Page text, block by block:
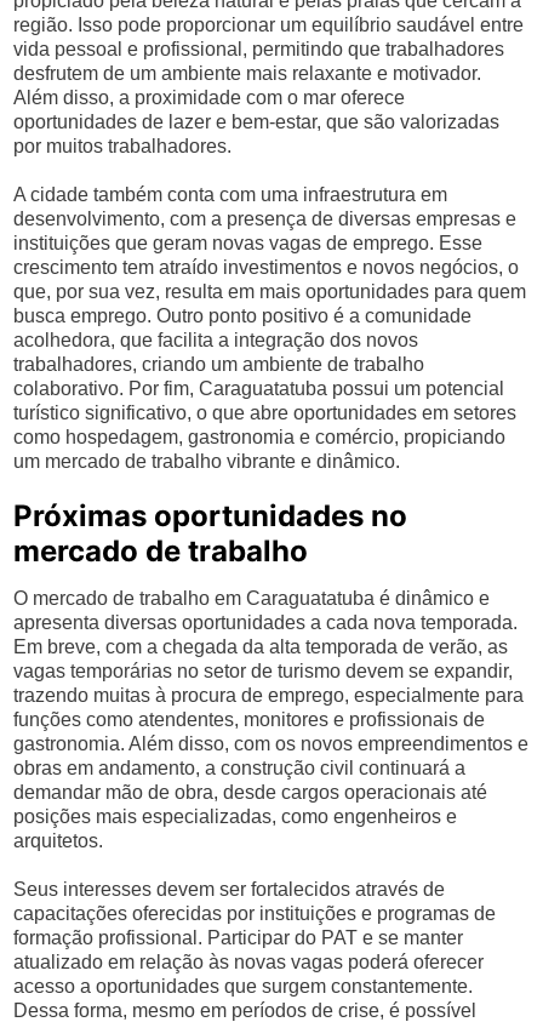
região. Isso pode proporcionar um equilíbrio saudável entre
vida pessoal e profissional, permitindo que trabalhadores
desfrutem de um ambiente mais relaxante e motivador.
Além disso, a proximidade com o mar oferece
oportunidades de lazer e bem-estar, que são valorizadas
por muitos trabalhadores.
A cidade também conta com uma infraestrutura em
desenvolvimento, com a presença de diversas empresas e
instituições que geram novas vagas de emprego. Esse
crescimento tem atraído investimentos e novos negócios, o
que, por sua vez, resulta em mais oportunidades para quem
busca emprego. Outro ponto positivo é a comunidade
acolhedora, que facilita a integração dos novos
trabalhadores, criando um ambiente de trabalho
colaborativo. Por fim, Caraguatatuba possui um potencial
turístico significativo, o que abre oportunidades em setores
como hospedagem, gastronomia e comércio, propiciando
um mercado de trabalho vibrante e dinâmico.
Próximas oportunidades no
mercado de trabalho
O mercado de trabalho em Caraguatatuba é dinâmico e
apresenta diversas oportunidades a cada nova temporada.
Em breve, com a chegada da alta temporada de verão, as
vagas temporárias no setor de turismo devem se expandir,
trazendo muitas à procura de emprego, especialmente para
funções como atendentes, monitores e profissionais de
gastronomia. Além disso, com os novos empreendimentos e
obras em andamento, a construção civil continuará a
demandar mão de obra, desde cargos operacionais até
posições mais especializadas, como engenheiros e
arquitetos.
Seus interesses devem ser fortalecidos através de
capacitações oferecidas por instituições e programas de
formação profissional. Participar do PAT e se manter
atualizado em relação às novas vagas poderá oferecer
acesso a oportunidades que surgem constantemente.
Dessa forma, mesmo em períodos de crise, é possível